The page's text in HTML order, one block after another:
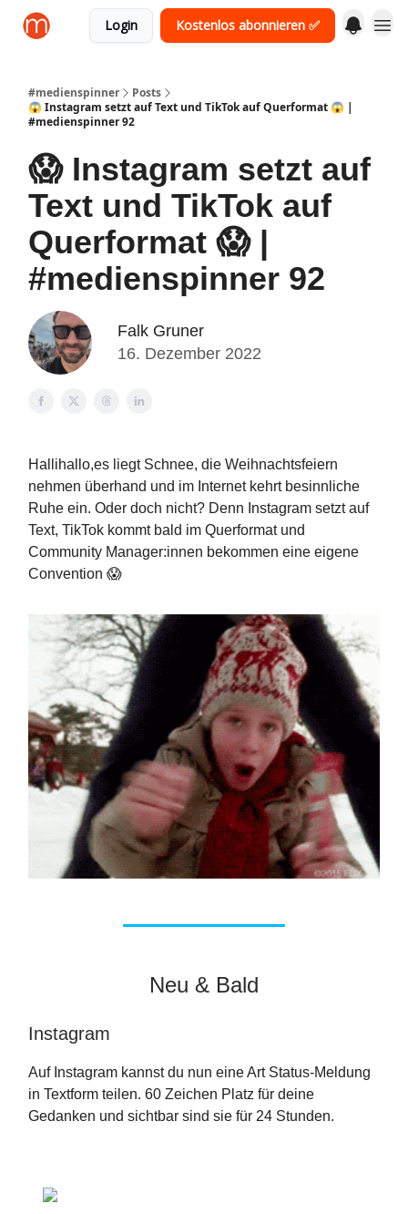
Login Kostenlos abonnieren ✅
#medienspinner
Posts
😱 Instagram setzt auf Text und TikTok auf Querformat 😱 |
#medienspinner 92
😱 Instagram setzt auf
Text und TikTok auf
Querformat 😱 |
#medienspinner 92
Falk Gruner
16. Dezember 2022
Hallihallo,es liegt Schnee, die Weihnachtsfeiern
nehmen überhand und im Internet kehrt besinnliche
Ruhe ein. Oder doch nicht? Denn Instagram setzt auf
Text, TikTok kommt bald im Querformat und
Community Manager:innen bekommen eine eigene
Convention 😱
Neu & Bald
Instagram
Auf Instagram kannst du nun eine Art Status-Meldung
in Textform teilen. 60 Zeichen Platz für deine
Gedanken und sichtbar sind sie für 24 Stunden.